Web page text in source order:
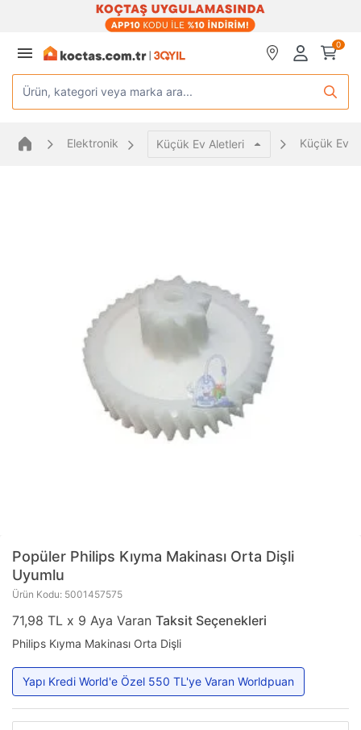
0
Ürün, kategori veya marka ara...
Elektronik Küçük Ev Aletleri Küçük Ev
Popüler Philips Kıyma Makinası Orta Dişli
Uyumlu
Ürün Kodu: 5001457575
71,98 TL x 9 Aya Varan Taksit Seçenekleri
Philips Kıyma Makinası Orta Dişli
Yapı Kredi World'e Özel 550 TL'ye Varan Worldpuan